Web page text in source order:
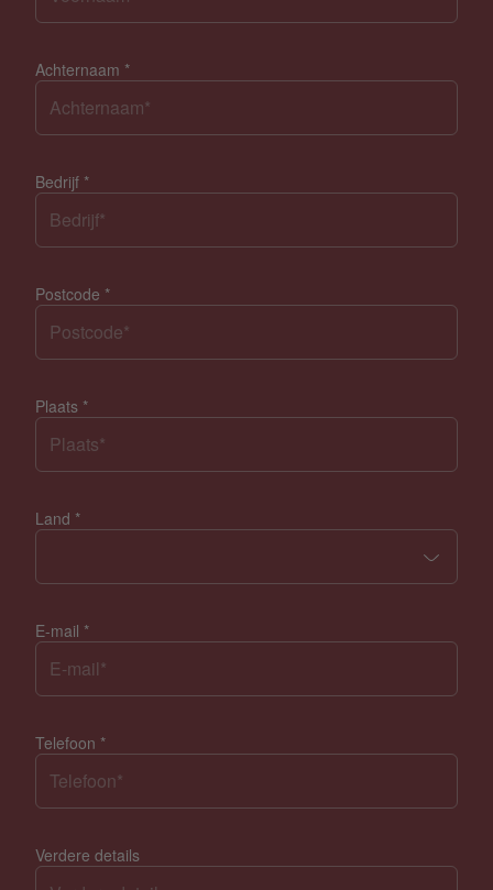
Achternaam *
Bedrijf *
Postcode *
Plaats *
Land *
E-mail *
Telefoon *
Verdere details